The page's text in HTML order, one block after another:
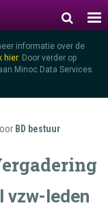
informatie over de
hier. Door verder op
Minoc Data Services
BD bestuur
vzw-leden